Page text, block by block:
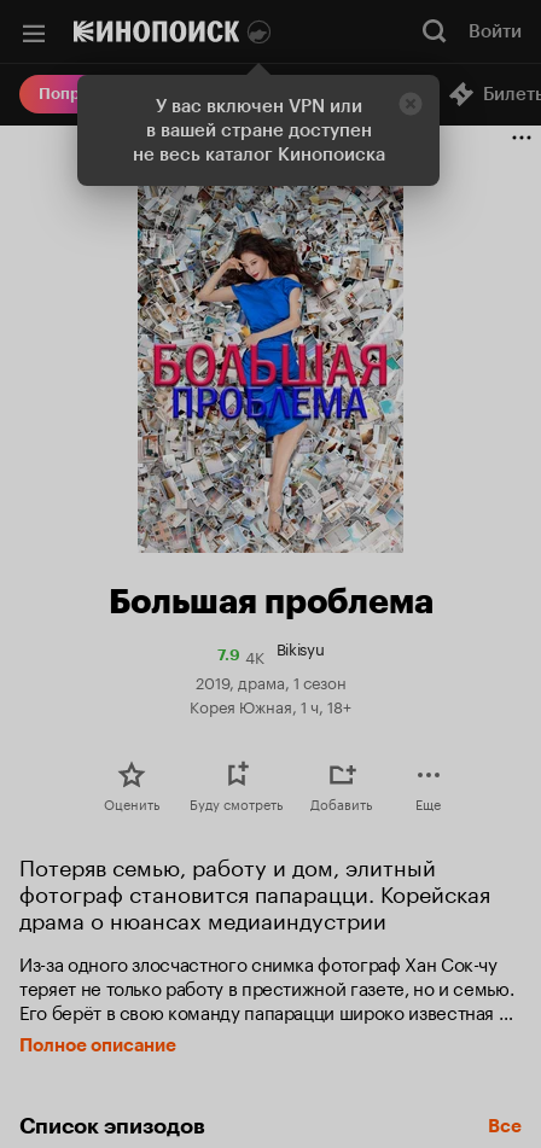
У вас включен VPN или
в вашей стране доступен
не весь каталог Кинопоиска
Войти
Попробовать Плюс Онлайн-кинотеатр
Большая проблема
7.9Рейтинг
Кинопоиска
7.9
4K Bikisyu
2019, драма, 1 сезон
Корея Южная, 1 ч, 18+
Оценить Буду смотреть Добавить Еще
Потеряв семью, работу и дом, элитный
фотограф становится папарацци. Корейская
драма о нюансах медиаиндустрии
Из-за одного злосчастного снимка фотограф Хан Сок-чу
теряет не только работу в престижной газете, но и семью.
Его берёт в свою команду папарацци широко известная в
определённых кругах редакторша.
Полное описание
Список эпизодов Все